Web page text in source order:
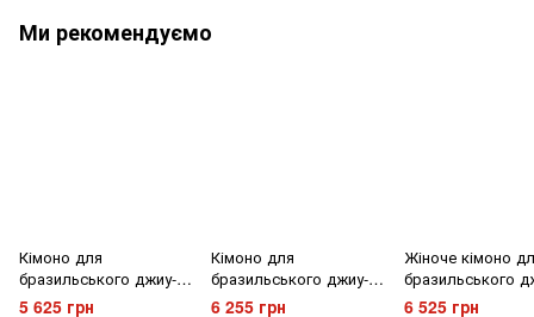
Ми рекомендуємо
Кімоно для
бразильського джиу-
джитсу Maeda Black
5 625 грн
Кімоно для
бразильського джиу-
джитсу Tatami
6 255 грн
Жіноче кімоно
бразильського
джитсу Tatami
6 525 грн